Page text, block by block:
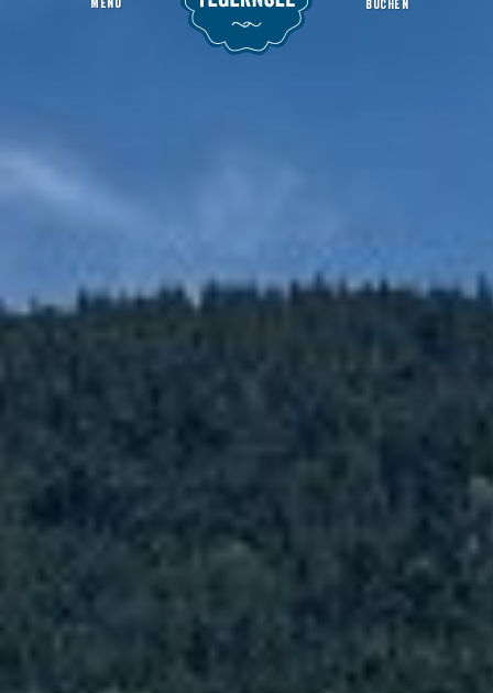
Steg 1 - Schiffsgastronomie
MENU BUCHEN